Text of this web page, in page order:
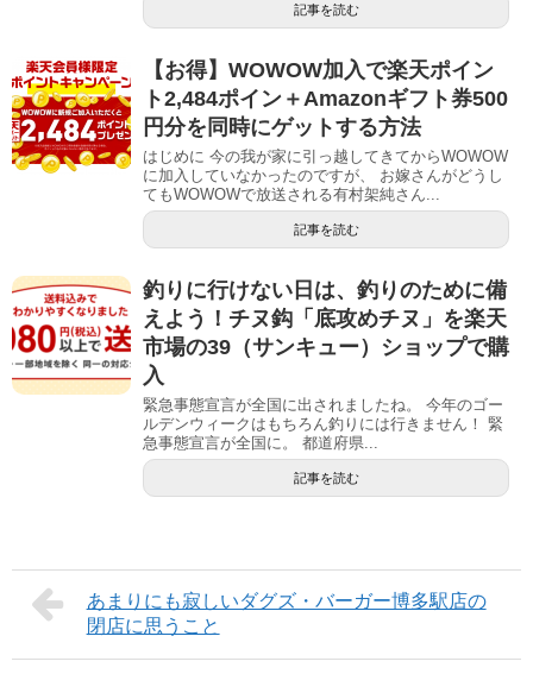
記事を読む
【お得】WOWOW加入で楽天ポイン
ト2,484ポイン＋Amazonギフト券500
円分を同時にゲットする方法
はじめに 今の我が家に引っ越してきてからWOWOW
に加入していなかったのですが、 お嫁さんがどうし
てもWOWOWで放送される有村架純さん...
記事を読む
釣りに行けない日は、釣りのために備
えよう！チヌ鈎「底攻めチヌ」を楽天
市場の39（サンキュー）ショップで購
入
緊急事態宣言が全国に出されましたね。 今年のゴー
ルデンウィークはもちろん釣りには行きません！ 緊
急事態宣言が全国に。 都道府県...
記事を読む
あまりにも寂しいダグズ・バーガー博多駅店の
閉店に思うこと